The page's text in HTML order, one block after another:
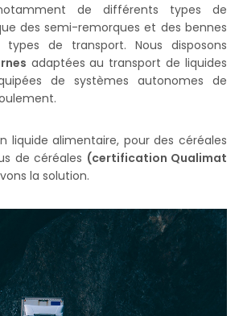
de différents types de
des semi-remorques et des bennes
de transport. Nous disposons
adaptées au transport de liquides
de systèmes autonomes de
liquide alimentaire, pour des céréales
de céréales (certification Qualimat
la solution.